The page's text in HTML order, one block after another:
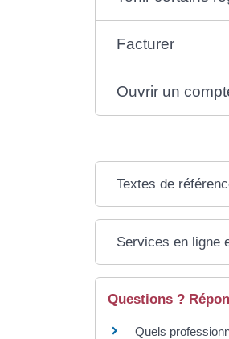
Facturer
Ouvrir un
Textes de
Services en ligne
Questions ?
Quels